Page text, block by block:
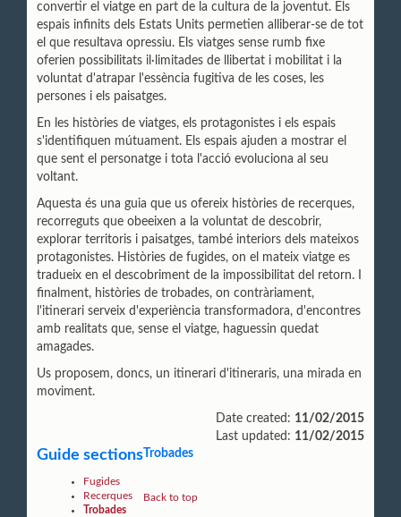
convertir el viatge en part de la cultura de la joventut. Els
espais infinits dels Estats Units permetien alliberar-se de tot
el que resultava opressiu. Els viatges sense rumb fixe
oferien possibilitats il·limitades de llibertat i mobilitat i la
voluntat d'atrapar l'essència fugitiva de les coses, les
persones i els paisatges.
En les històries de viatges, els protagonistes i els espais
s'identifiquen mútuament. Els espais ajuden a mostrar el
que sent el personatge i tota l'acció evoluciona al seu
voltant.
Aquesta és una guia que us ofereix històries de recerques,
recorreguts que obeeixen a la voluntat de descobrir,
explorar territoris i paisatges, també interiors dels mateixos
protagonistes. Històries de fugides, on el mateix viatge es
tradueix en el descobriment de la impossibilitat del retorn. I
finalment, històries de trobades, on contràriament,
l'itinerari serveix d'experiència transformadora, d'encontres
amb realitats que, sense el viatge, haguessin quedat
amagades.
Us proposem, doncs, un itinerari d'itineraris, una mirada en
moviment.
Date created: 11/02/2015
Last updated: 11/02/2015
Guide sections
Fugides
Recerques
Trobades
Trobades
Back to top